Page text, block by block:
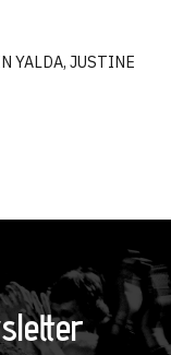
YALDA, JUSTINE